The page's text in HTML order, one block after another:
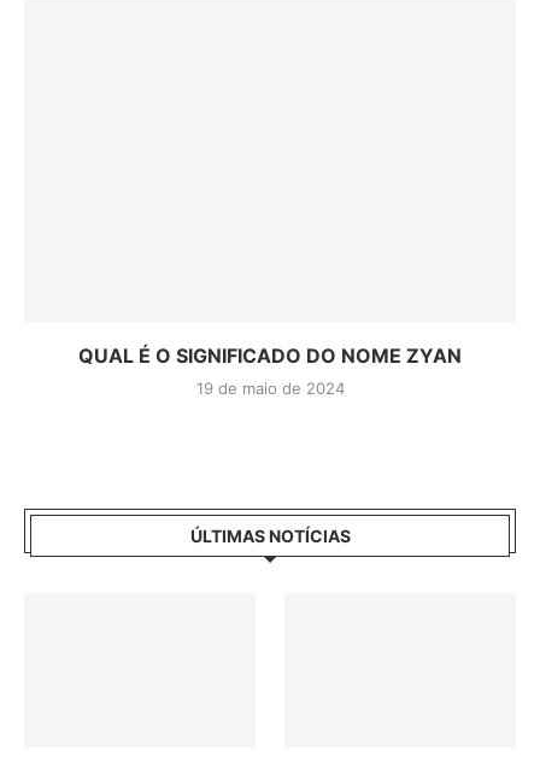
QUAL É O SIGNIFICADO DO NOME ZYAN
19 de maio de 2024
ÚLTIMAS NOTÍCIAS